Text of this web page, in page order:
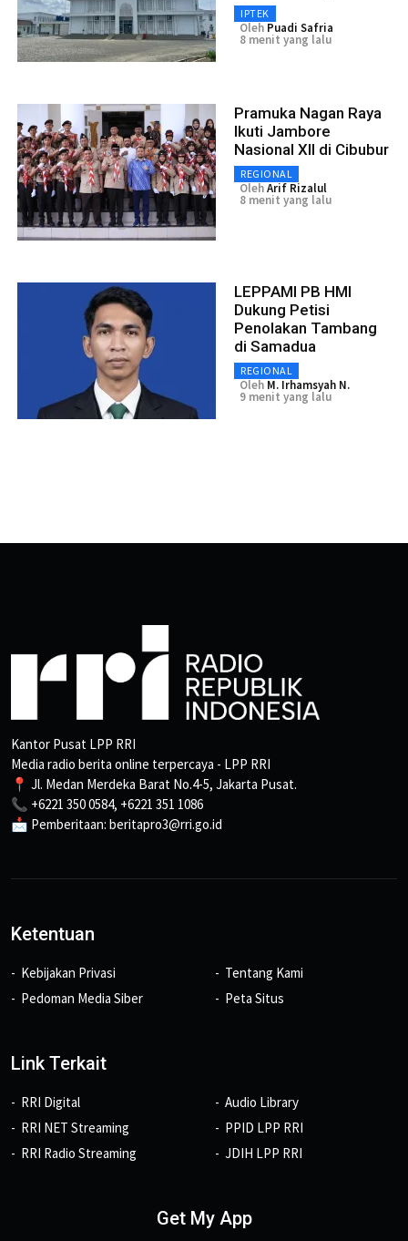
IPTEK
Oleh Puadi Safria
8 menit yang lalu
Pramuka Nagan Raya
Ikuti Jambore
Nasional XII di Cibubur
REGIONAL
OlehArif Rizalul
8 menit yang lalu
LEPPAMI PB HMI
Dukung Petisi
Penolakan Tambang
di Samadua
REGIONAL
Oleh M. Irhamsyah N.
9 menit yang lalu
Kantor Pusat LPP RRI
Media radio berita online terpercaya - LPP RRI
📍 Jl. Medan Merdeka Barat No.4-5, Jakarta Pusat.
📞 +6221 350 0584, +6221 351 1086
📩 Pemberitaan: beritapro3@rri.go.id
Ketentuan
Kebijakan Privasi
Pedoman Media Siber
Tentang Kami
Peta Situs
Link Terkait
RRI Digital
RRI NET Streaming
RRI Radio Streaming
Audio Library
PPID LPP RRI
JDIH LPP RRI
Get My App